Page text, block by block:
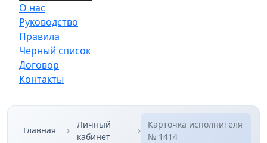
О нас
Руководство
Правила
Черный список
Договор
Контакты
Главная
Личный
кабинет
Карточка исполнителя
№ 1414